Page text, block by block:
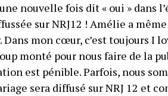
nouvelle fois dit « oui » dans
sur NRJ12 ! Amélie a même
Dans mon cœur, c’est toujours I
monté pour nous faire de la
est pénible. Parfois, nous
sera diffusé sur NRJ 12 et